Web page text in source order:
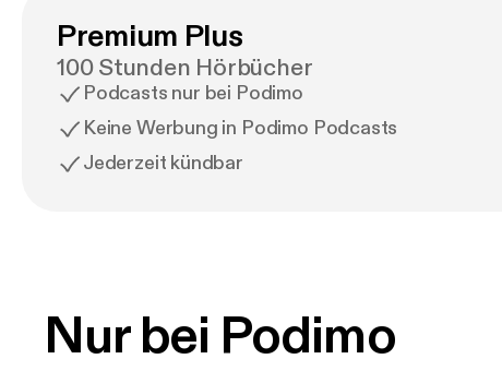
Premium Plus
100 Stunden Hörbücher
Podcasts nur bei Podimo
Keine Werbung in Podimo Podcasts
Jederzeit kündbar
Nur bei Podimo